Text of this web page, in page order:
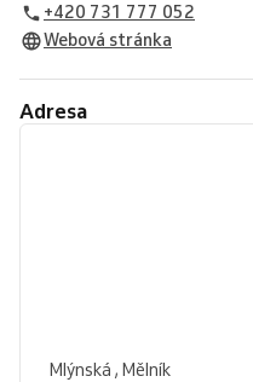
+420 731 777 052
Webová stránka
Adresa
Mlýnská , Mělník